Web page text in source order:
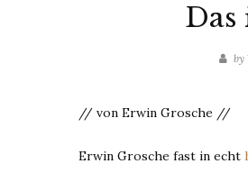
Das
by
// von Erwin Grosche //
Erwin Grosche fast in echt